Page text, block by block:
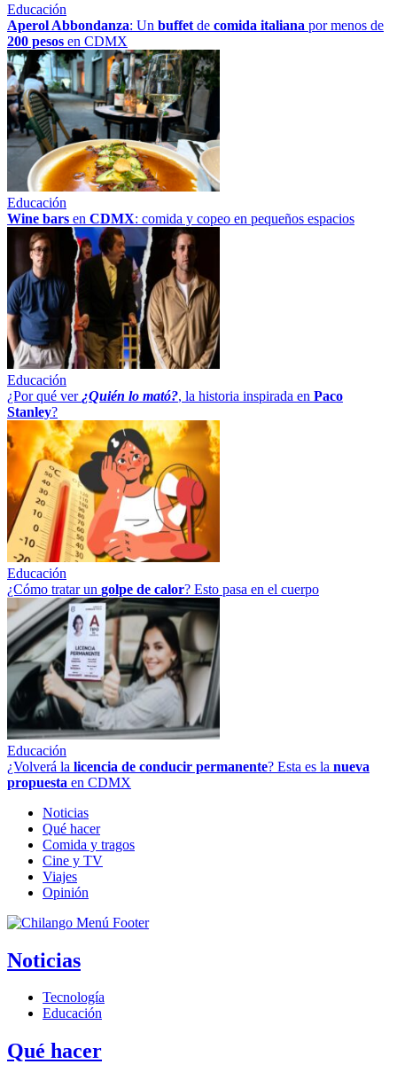
Educación
Aperol Abbondanza: Un buffet de comida italiana por menos de
200 pesos en CDMX
Educación
Wine bars en CDMX: comida y copeo en pequeños espacios
Educación
¿Por qué ver ¿Quién lo mató?, la historia inspirada en Paco
Stanley?
Educación
¿Cómo tratar un golpe de calor? Esto pasa en el cuerpo
Educación
¿Volverá la licencia de conducir permanente? Esta es la nueva
propuesta en CDMX
Noticias
Qué hacer
Comida y tragos
Cine y TV
Viajes
Opinión
Noticias
Tecnología
Educación
Qué hacer